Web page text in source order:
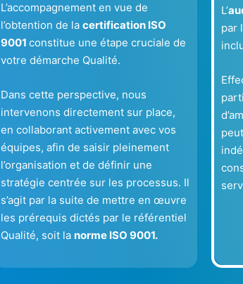
L’accompagnement en vue de
l’obtention de lacertification ISO
9001constitue une étape cruciale de
votre démarche Qualité.
Dans cette perspective, nous
intervenons directement sur place,
en collaborant activement avec vos
équipes, afin de saisir pleinement
l’organisation et de définir une
stratégie centrée sur les processus. Il
s’agit par la suite de mettre en œuvre
les prérequis dictés par le référentiel
Qualité, soit la norme ISO 9001.
L’
par